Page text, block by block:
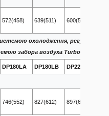
572(458) 639(511) 600(545)
охолодження, регулятором
забора воздуха​ Turbo
DP180LA DP180LB DP222LB
746(552) 827(612) 897(664)